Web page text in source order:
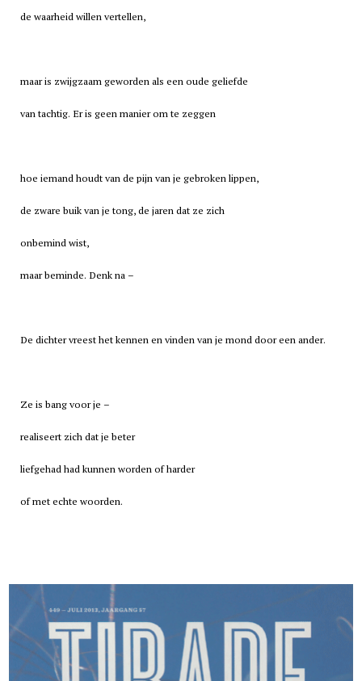
de waarheid willen vertellen,
maar is zwijgzaam geworden als een oude geliefde
van tachtig. Er is geen manier om te zeggen
hoe iemand houdt van de pijn van je gebroken lippen,
de zware buik van je tong, de jaren dat ze zich
onbemind wist,
maar beminde. Denk na –
De dichter vreest het kennen en vinden van je mond door een ander.
Ze is bang voor je –
realiseert zich dat je beter
liefgehad had kunnen worden of harder
of met echte woorden.